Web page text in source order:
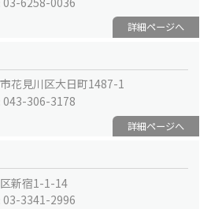
詳細ページへ
花見川区大日町1487-1
043-306-3178
詳細ページへ
新宿1-1-14
03-3341-2996